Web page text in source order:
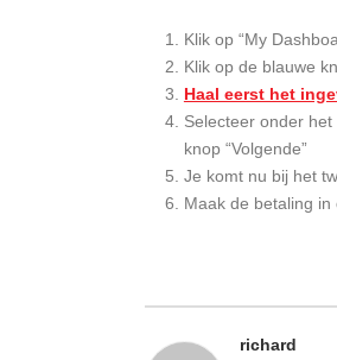
Klik op “My
Klik op de blauwe
Haal eerst het
Selecteer onder
knop “Volgende”
Je komt nu bij het
Maak de betaling in
richard